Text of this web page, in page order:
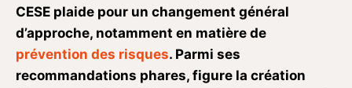
CESE plaide pour un changement général
d’approche, notamment en matière de
prévention des risques. Parmi ses
recommandations phares, figure la création